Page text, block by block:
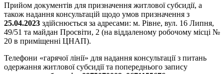
Прийом документів для призначення житлової субсидії, а
також надання консультацій щодо умов призначення з
25.04.2023 здійснюється за адресами: м. Рівне, вул. 16 Липня,
49/51 та майдан Просвіти, 2 (на віддаленому робочому місці №
20 в приміщенні ЦНАП).
Телефони «гарячої лінії» для надання консультації з питань
одержання житлової субсидії та попереднього запису